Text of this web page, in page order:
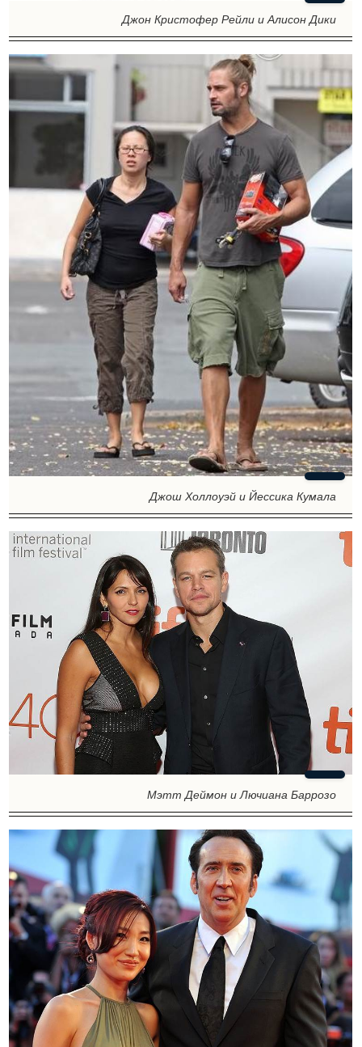
Джон Кристофер Рейли и Алисон Дики
Джош Холлоуэй и Йессика Кумала
Мэтт Деймон и Лючиана Баррозо